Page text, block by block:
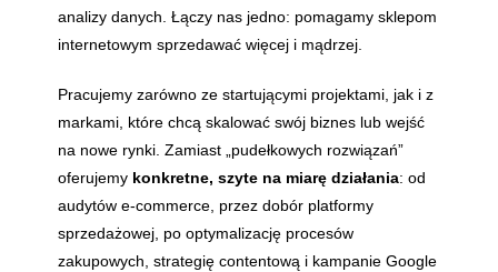
analizy danych. Łączy nas jedno: pomagamy sklepom
internetowym sprzedawać więcej i mądrzej.
Pracujemy zarówno ze startującymi projektami, jak i z
markami, które chcą skalować swój biznes lub wejść
na nowe rynki. Zamiast „pudełkowych rozwiązań”
oferujemy konkretne, szyte na miarę działania: od
audytów e-commerce, przez dobór platformy
sprzedażowej, po optymalizację procesów
zakupowych, strategię contentową i kampanie Google